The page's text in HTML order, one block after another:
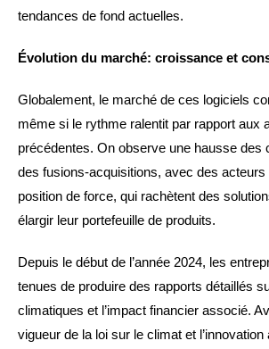
tendances de fond actuelles.
Évolution du marché: croissance et
Globalement, le marché de ces logiciels
même si le rythme ralentit par rapport aux
précédentes. On observe une hausse des
des fusions-acquisitions, avec des acteurs
position de force, qui rachètent des
élargir leur portefeuille de produits.
Depuis le début de l’année 2024, les
tenues de produire des rapports détaillés
climatiques et l’impact financier associé.
vigueur de la loi sur le climat et l’innovation